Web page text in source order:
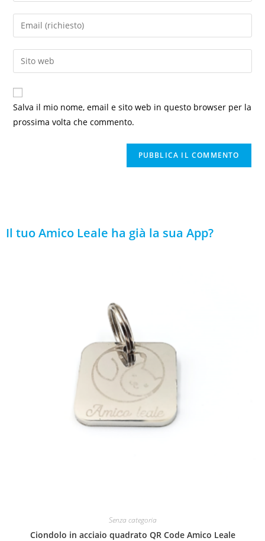
Salva il mio nome, email e sito web in questo browser per la
prossima volta che commento.
Il tuo Amico Leale ha già la sua App?
Senza categoria
Ciondolo in acciaio quadrato QR Code Amico Leale